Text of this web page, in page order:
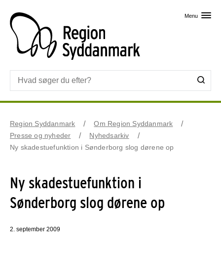
Menu
Region Syddanmark
Om Region Syddanmark
Presse og nyheder
Nyhedsarkiv
Ny skadestuefunktion i Sønderborg slog dørene op
Ny skadestuefunktion i
Sønderborg slog dørene op
2. september 2009